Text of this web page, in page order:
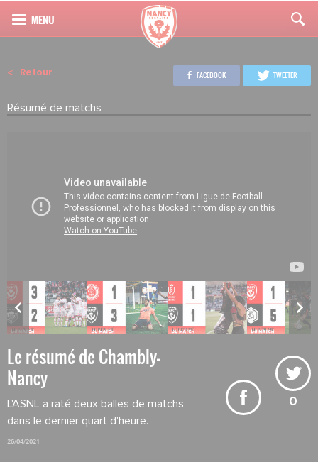
Retour
Résumé de matchs
FACEBOOK TWEETER
Le résumé de Chambly-
Nancy
L'ASNL a raté deux balles de matchs
dans le dernier quart d'heure.
26/04/2021
0